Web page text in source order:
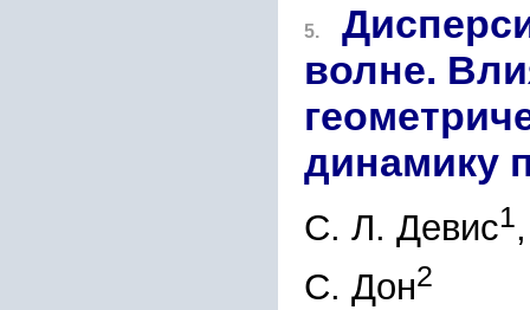
5.
волне.
динамику
С. Л. Девис1
С. Дон2